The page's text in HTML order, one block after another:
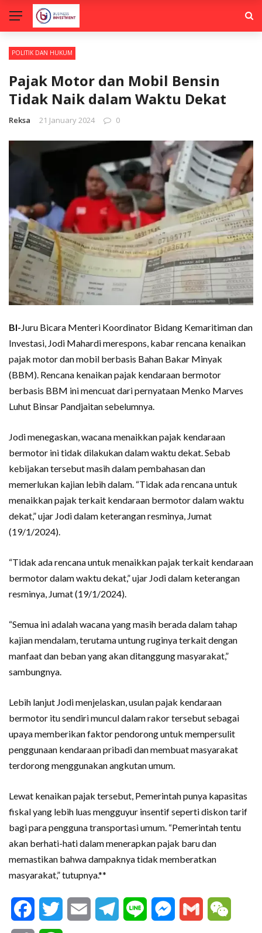
POLITIK DAN HUKUM
Pajak Motor dan Mobil Bensin
Tidak Naik dalam Waktu Dekat
Reksa 21 January 2024 0
BI-Juru Bicara Menteri Koordinator Bidang Kemaritiman dan
Investasi, Jodi Mahardi merespons, kabar rencana kenaikan
pajak motor dan mobil berbasis Bahan Bakar Minyak
(BBM). Rencana kenaikan pajak kendaraan bermotor
berbasis BBM ini mencuat dari pernyataan Menko Marves
Luhut Binsar Pandjaitan sebelumnya.
Jodi menegaskan, wacana menaikkan pajak kendaraan
bermotor ini tidak dilakukan dalam waktu dekat. Sebab
kebijakan tersebut masih dalam pembahasan dan
memerlukan kajian lebih dalam. “Tidak ada rencana untuk
menaikkan pajak terkait kendaraan bermotor dalam waktu
dekat,” ujar Jodi dalam keterangan resminya, Jumat
(19/1/2024).
“Tidak ada rencana untuk menaikkan pajak terkait kendaraan
bermotor dalam waktu dekat,” ujar Jodi dalam keterangan
resminya, Jumat (19/1/2024).
“Semua ini adalah wacana yang masih berada dalam tahap
kajian mendalam, terutama untung ruginya terkait dengan
manfaat dan beban yang akan ditanggung masyarakat,”
sambungnya.
Lebih lanjut Jodi menjelaskan, usulan pajak kendaraan
bermotor itu sendiri muncul dalam rakor tersebut sebagai
upaya memberikan faktor pendorong untuk mempersulit
penggunaan kendaraan pribadi dan membuat masyarakat
terdorong menggunakan angkutan umum.
Lewat kenaikan pajak tersebut, Pemerintah punya kapasitas
fiskal yang lebih luas mengguyur insentif seperti diskon tarif
bagi para pengguna transportasi umum. “Pemerintah tentu
akan berhati-hati dalam menerapkan pajak baru dan
memastikan bahwa dampaknya tidak memberatkan
masyarakat,” tutupnya.**
FacebookTwitter Email Telegram
Line Messenger
Gmail